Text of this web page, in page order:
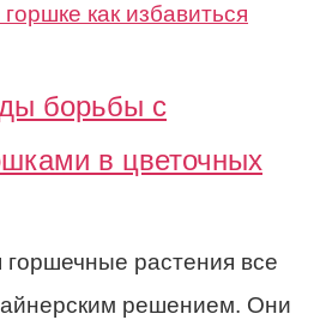
борьбы с
в цветочных
растения все
решением. Они